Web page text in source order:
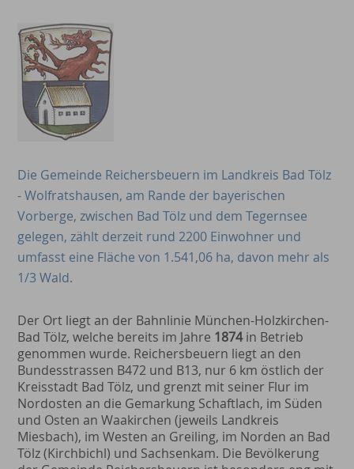
Die Gemeinde Reichersbeuern im Landkreis Bad Tölz
- Wolfratshausen, am Rande der bayerischen
Vorberge, zwischen Bad Tölz und dem Tegernsee
gelegen, zählt derzeit rund 2200 Einwohner und
umfasst eine Fläche von 1.541,06 ha, davon mehr als
1/3 Wald.
Der Ort liegt an der Bahnlinie München-Holzkirchen-
Bad Tölz, welche bereits im Jahre 1874in Betrieb
genommen wurde. Reichersbeuern liegt an den
Bundesstrassen B472 und B13, nur 6 km östlich der
Kreisstadt Bad Tölz, und grenzt mit seiner Flur im
Nordosten an die Gemarkung Schaftlach, im Süden
und Osten an Waakirchen (jeweils Landkreis
Miesbach), im Westen an Greiling, im Norden an Bad
Tölz (Kirchbichl) und Sachsenkam. Die Bevölkerung